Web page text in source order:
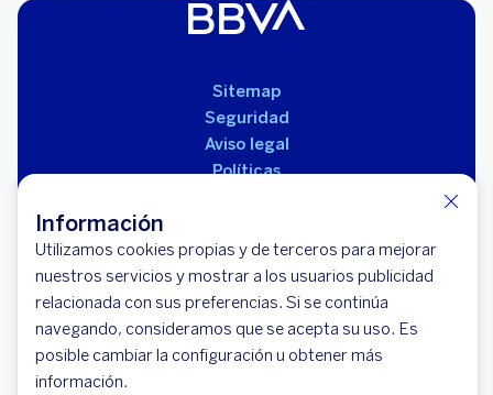
Información
Utilizamos cookies propias y de terceros para mejorar
nuestros servicios y mostrar a los usuarios publicidad
relacionada con sus preferencias. Si se continúa
navegando, consideramos que se acepta su uso. Es
posible cambiar la configuración u obtener más
información.
Sitemap
Seguridad
Aviso legal
Políticas